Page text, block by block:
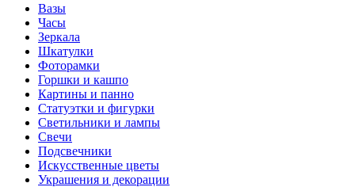
Вазы
Часы
Зеркала
Шкатулки
Фоторамки
Горшки и кашпо
Картины и панно
Статуэтки и фигурки
Светильники и лампы
Свечи
Подсвечники
Искусственные цветы
Украшения и декорации